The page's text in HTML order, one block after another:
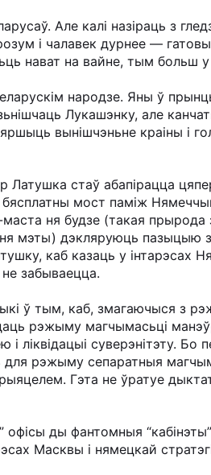
Але калі назіраць з
і чалавек дурнее —
нават на вайне, тым больш у
народзе. Яны ў
Лукашэнку, але
вынішчэньне краіны і
Латушка стаў абапірацца
мост паміж
ня будзе (такая прырода
мэты) дэкляруюць пазыцыю
каб казаць у інтарэсах
забываецца.
ў тым, каб, змагаючыся з
рэжыму магчымасьці
і ліквідацыі суверэнітэту.
рэжыму сепаратныя
Гэта не ўратуе
офісы ды фантомныя
Масквы і нямецкай